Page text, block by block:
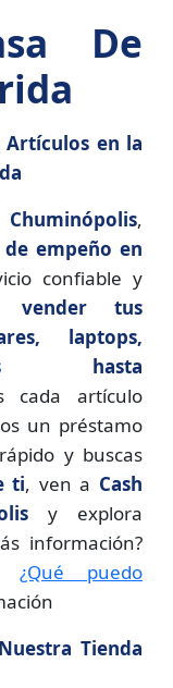
De
en la
,
de empeño en
confiable y
vender tus
laptops,
hasta
cada artículo
un préstamo
y buscas
ti, ven a Cash
y explora
información?
¿Qué puedo
Tienda